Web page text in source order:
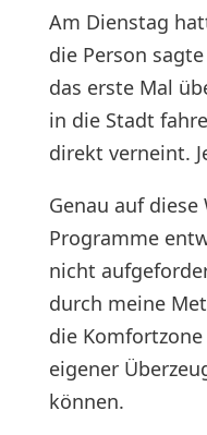
Am Dienstag
die Person
das erste Mal
in die Stadt
direkt verneint.
Genau auf
Programme
nicht
durch meine
die
eigener
können.